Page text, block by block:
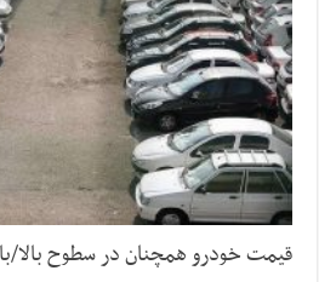
قیمت خودرو همچنان در سطوح بالا/